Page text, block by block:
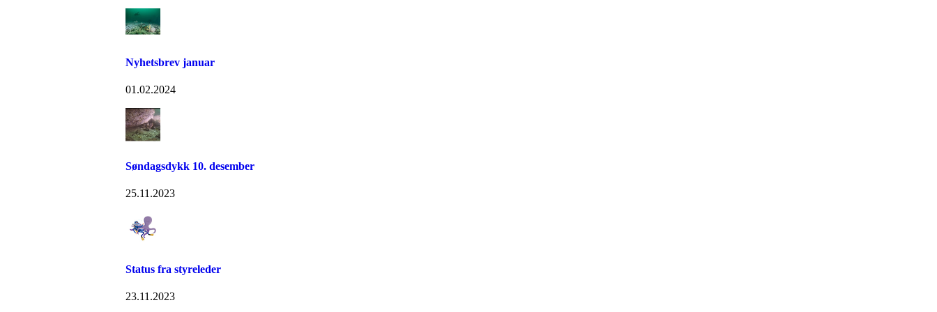
Nyhetsbrev januar
01.02.2024
Søndagsdykk 10. desember
25.11.2023
Status fra styreleder
23.11.2023